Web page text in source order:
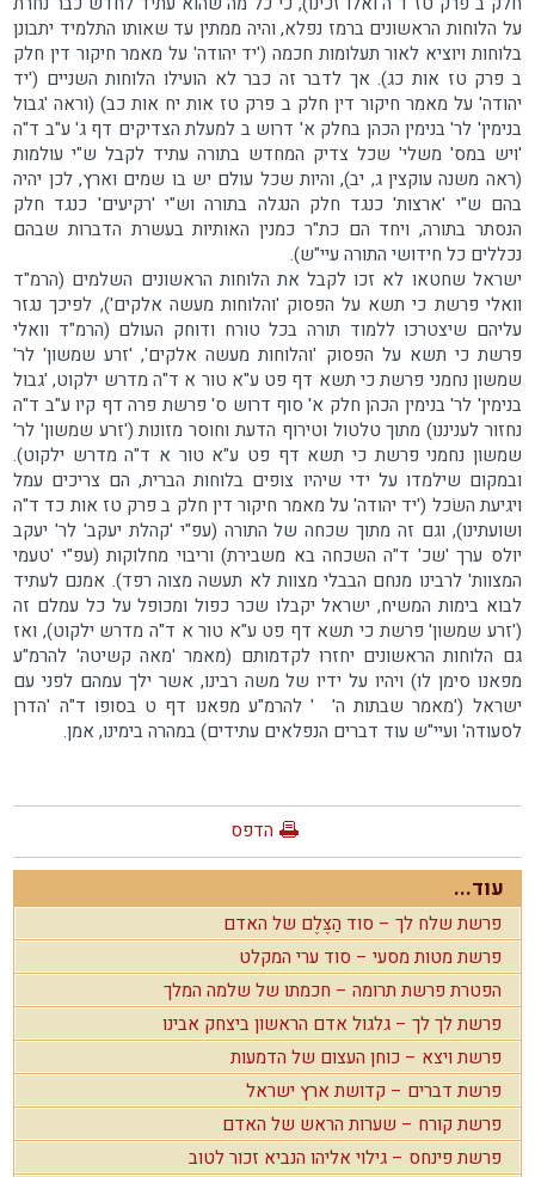
על הלוחות הראשונים ברמז נפלא, והיה ממתין עד שאותו התלמיד יתבונן
בלוחות ויוציא לאור תעלומות חכמה ('יד יהודה' על מאמר חיקור דין חלק
ב פרק טז אות כג). אך לדבר זה כבר לא הועילו הלוחות השניים ('יד
יהודה' על מאמר חיקור דין חלק ב פרק טז אות יח אות כב) (וראה 'גבול
בנימין' לר' בנימין הכהן בחלק א' דרוש ב למעלת הצדיקים דף ג' ע"ב ד"ה
'ויש במס' משלי' שכל צדיק המחדש בתורה עתיד לקבל ש"י עולמות
(ראה משנה עוקצין ג, יב), והיות שכל עולם יש בו שמים וארץ, לכן יהיה
בהם ש"י 'ארצות' כנגד חלק הנגלה בתורה וש"י 'רקיעים' כנגד חלק
הנסתר בתורה, ויחד הם כת"ר כמנין האותיות בעשרת הדברות שבהם
נכללים כל חידושי התורה עיי"ש).
ישראל שחטאו לא זכו לקבל את הלוחות הראשונים השלמים (הרמ"ד
וואלי פרשת כי תשא על הפסוק 'והלוחות מעשה אלקים'), לפיכך נגזר
עליהם שיצטרכו ללמוד תורה בכל טורח ודוחק העולם (הרמ"ד וואלי
פרשת כי תשא על הפסוק 'והלוחות מעשה אלקים', 'זרע שמשון' לר'
שמשון נחמני פרשת כי תשא דף פט ע"א טור א ד"ה מדרש ילקוט, 'גבול
בנימין' לר' בנימין הכהן חלק א' סוף דרוש ס' פרשת פרה דף קיו ע"ב ד"ה
נחזור לעניננו) מתוך טלטול וטירוף הדעת וחוסר מזונות ('זרע שמשון' לר'
שמשון נחמני פרשת כי תשא דף פט ע"א טור א ד"ה מדרש ילקוט).
ובמקום שילמדו על ידי שיהיו צופים בלוחות הברית, הם צריכים עמל
ויגיעת השׂכל ('יד יהודה' על מאמר חיקור דין חלק ב פרק טז אות כד ד"ה
ושועתינו), וגם זה מתוך שכחה של התורה (עפ"י 'קהלת יעקב' לר' יעקב
יולס ערך 'שכ' ד"ה השכחה בא משבירת) וריבוי מחלוקות (עפ"י 'טעמי
המצוות' לרבינו מנחם הבבלי מצוות לא תעשה מצוה רפד). אמנם לעתיד
לבוא בימות המשיח, ישראל יקבלו שכר כפול ומכופל על כל עמלם זה
('זרע שמשון' פרשת כי תשא דף פט ע"א טור א ד"ה מדרש ילקוט), ואז
גם הלוחות הראשונים יחזרו לקדמותם (מאמר 'מאה קשיטה' להרמ"ע
מפאנו סימן לו) ויהיו על ידיו של משה רבינו, אשר ילך עמהם לפני עם
ישראל ('מאמר שבתות ה' ' להרמ"ע מפאנו דף ט בסופו ד"ה 'הדרן
לסעודה' ועיי"ש עוד דברים הנפלאים עתידים) במהרה בימינו, אמן.
הדפס
עוד...
פרשת שלח לך – סוד הַצֶּלֶם של האדם
פרשת מטות מסעי – סוד ערי המקלט
הפטרת פרשת תרומה – חכמתו של שלמה המלך
פרשת לך לך – גלגול אדם הראשון ביצחק אבינו
פרשת ויצא – כוחן העצום של הדמעות
פרשת דברים – קדושת ארץ ישראל
פרשת קורח – שערות הראש של האדם
פרשת פינחס – גילוי אליהו הנביא זכור לטוב